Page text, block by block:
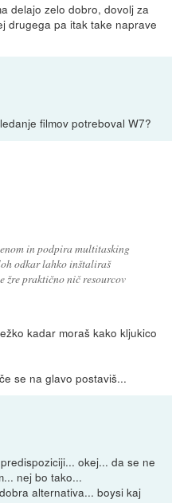
delajo zelo dobro, dovolj za
drugega pa itak take naprave
filmov potreboval W7?
in podpira multitasking
odkar lahko inštaliraš
žre praktično nič resourcov
kadar moraš kako kljukico
se na glavo postaviš...
okej... da se ne
nej bo tako...
alternativa... boysi kaj